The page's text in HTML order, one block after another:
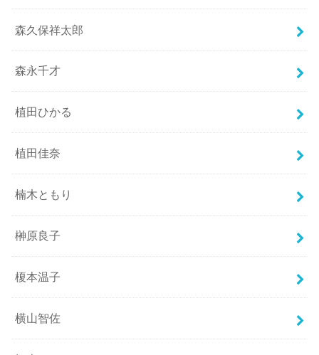
森久保祥太郎
森永千才
植田ひかる
植田佳奈
楠木ともり
榊原良子
榎本温子
横山智佐